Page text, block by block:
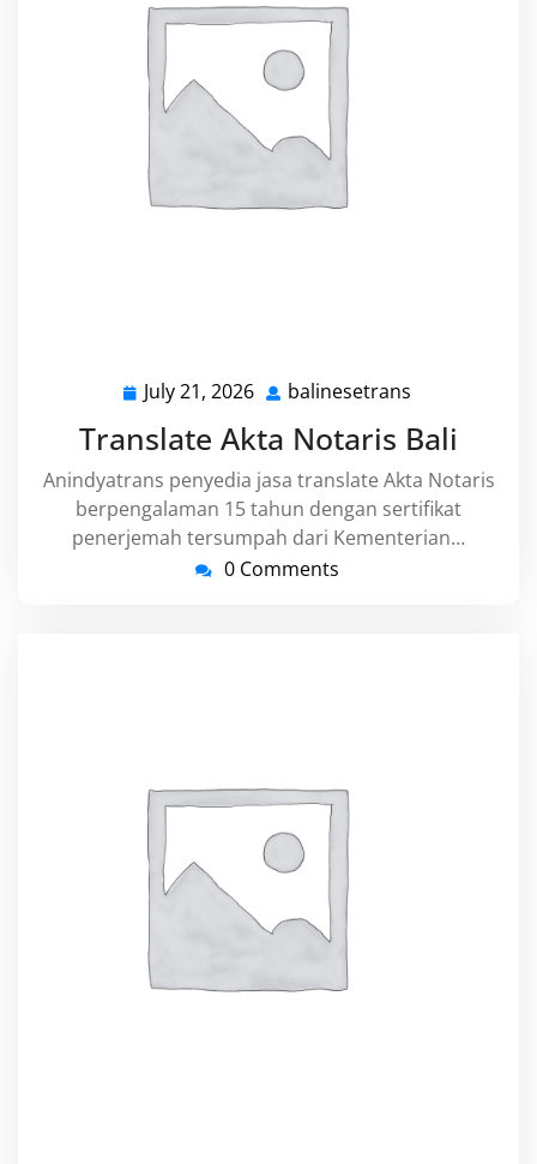
July 21, 2026 July
2026
balinesetrans
Translate Akta Notaris Bali
Anindyatrans penyedia jasa translate Akta Notaris
berpengalaman 15 tahun dengan sertifikat
penerjemah tersumpah dari Kementerian…
0 Comments